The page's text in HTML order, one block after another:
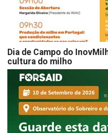
Dia de Campo do
cultura do milho